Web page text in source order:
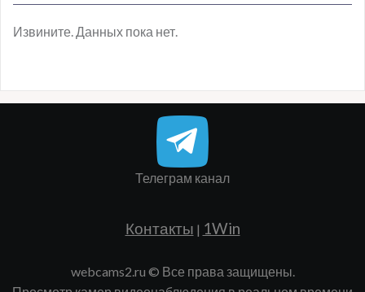
Извините. Данных пока нет.
Телеграм канал
Контакты | 1Win
webcams2.ru © Все права защищены.